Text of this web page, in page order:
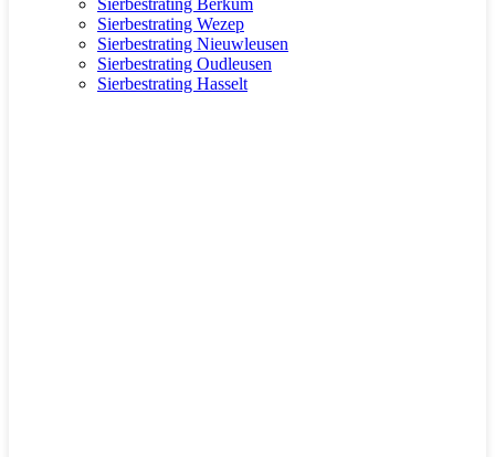
Sierbestrating Wezep
Sierbestrating Nieuwleusen
Sierbestrating Oudleusen
Sierbestrating Hasselt